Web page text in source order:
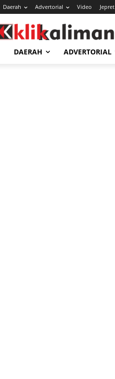
Daerah Advertorial Video Jepret
DAERAH ADVERTORIAL